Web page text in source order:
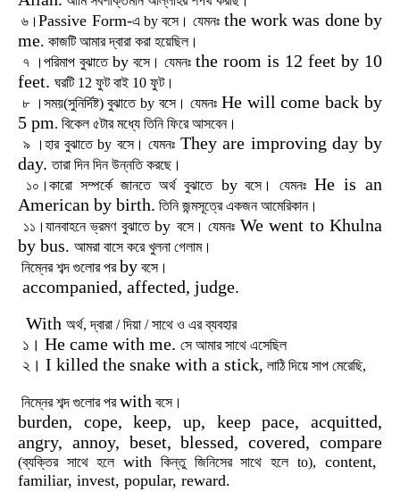
৬।Passive Form-এ byবসে। যেমনঃthe work was done by
me. কাজটি আমার দ্বারা করা হয়েছিল।
৭ ।পরিমাপ বুঝাতে by বসে। যেমনঃ the room is 12 feet by 10
feet. ঘরটি12 ফুট বাই 10 ফুট।
৮ ।সময়(সুনির্দিষ্ট)বুঝাতেbyবসে। যেমনঃ He will come back by
5 pm. বিকেল ৫টার মধ্যে তিনি ফিরে আসবেন।
৯ ।হার বুঝাতেby বসে। যেমনঃ They are improving day by
day. তারা দিন দিন উন্নতি করছে।
১০।কারো সম্পর্কে জানতে অর্থ বুঝাতেby বসে। যেমনঃ He is an
American by birth. তিনি জন্মসূত্রে একজন আমেরিকান।
১১।যানবাহনে ভ্রমণ বুঝাতে by বসে। যেমনঃ We went to Khulna
by bus. আমরা বাসে করে খুলনা গেলাম।
নিম্নের শব্দ গুলোর পর by বসে।
accompanied, affected, judge.
With অর্থ, দ্বারা /দিয়া /সাথে ও এর ব্যবহার
১। He came with me. সে আমার সাথে এসেছিল
২। I killed the snake with a stick, লাঠি দিয়ে সাপ মেরেছি,
নিম্নের শব্দ গুলোর পরwith বসে।
burden, cope, keep, up, keep pace, acquitted,
angry, annoy, beset, blessed, covered, compare
(ব্যক্তির সাথে হলেwith কিন্তু জিনিসের সাথে হলে to),
content,
familiar, invest, popular, reward.